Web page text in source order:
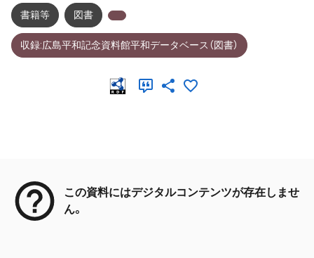
書籍等 図書
収録:広島平和記念資料館平和データベース（図書）
この資料にはデジタルコンテンツが存在しませ
ん。